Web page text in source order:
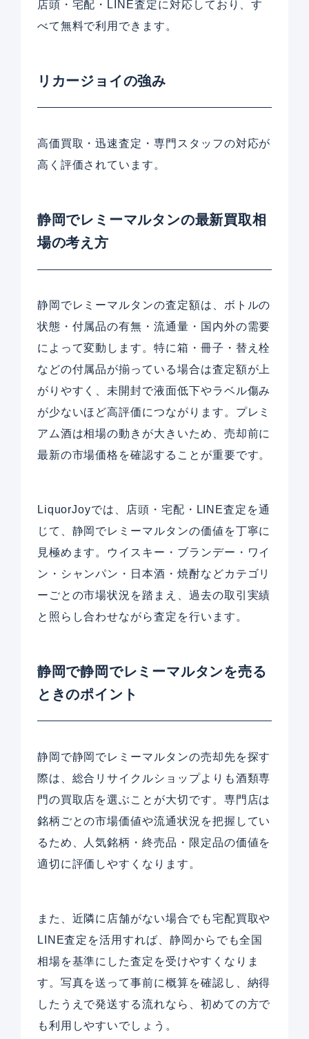
店頭・宅配・LINE査定に対応しており、す
べて無料で利用できます。
リカージョイの強み
高価買取・迅速査定・専門スタッフの対応が
高く評価されています。
静岡でレミーマルタンの最新買取相
場の考え方
静岡でレミーマルタンの査定額は、ボトルの
状態・付属品の有無・流通量・国内外の需要
によって変動します。特に箱・冊子・替え栓
などの付属品が揃っている場合は査定額が上
がりやすく、未開封で液面低下やラベル傷み
が少ないほど高評価につながります。プレミ
アム酒は相場の動きが大きいため、売却前に
最新の市場価格を確認することが重要です。
LiquorJoyでは、店頭・宅配・LINE査定を通
じて、静岡でレミーマルタンの価値を丁寧に
見極めます。ウイスキー・ブランデー・ワイ
ン・シャンパン・日本酒・焼酎などカテゴリ
ーごとの市場状況を踏まえ、過去の取引実績
と照らし合わせながら査定を行います。
静岡で静岡でレミーマルタンを売る
ときのポイント
静岡で静岡でレミーマルタンの売却先を探す
際は、総合リサイクルショップよりも酒類専
門の買取店を選ぶことが大切です。専門店は
銘柄ごとの市場価値や流通状況を把握してい
るため、人気銘柄・終売品・限定品の価値を
適切に評価しやすくなります。
また、近隣に店舗がない場合でも宅配買取や
LINE査定を活用すれば、静岡からでも全国
相場を基準にした査定を受けやすくなりま
す。写真を送って事前に概算を確認し、納得
したうえで発送する流れなら、初めての方で
も利用しやすいでしょう。